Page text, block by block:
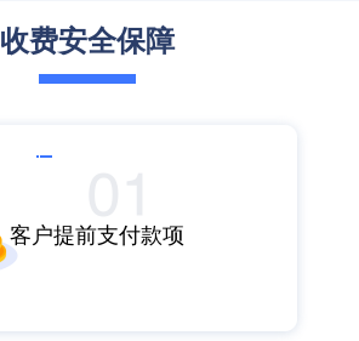
收费安全保障
客户提前支付款项​